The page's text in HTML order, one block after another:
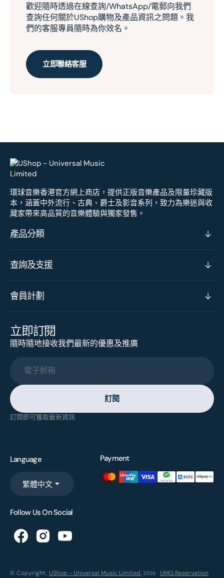
歡迎隨時透過在線查詢/WhatsApp/電郵向我們
查詢任何關於UShop購物及產品資訊之問題。我
們的客服專員隨時為你效名。
立即聯絡客服
環球音樂香港官方網上商店，提供正版音樂產品及限量珍藏版
本，涵蓋中外流行、古典、爵士及影音系列，致力為樂迷與收
藏家帶來高品質的音樂體驗與獨家發售。
產品分類
查詢及支援
會員計劃
立即訂閱
隨時隨地接收我們最新的優惠及推廣
電子郵箱
訂閱
訂閱即可獲取最新資訊
Language
繁體中文
Payment
Follow Us On Social
© Copyright, UShop - Universal Music Limited, 2026 UMG Reservation